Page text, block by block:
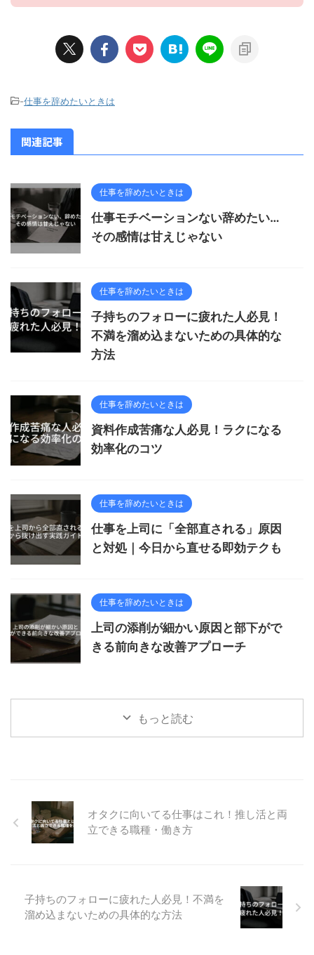
-仕事を辞めたいときは
関連記事
仕事を辞めたいときは
仕事モチベーションない辞めたい…
その感情は甘えじゃない
仕事を辞めたいときは
子持ちのフォローに疲れた人必見！
不満を溜め込まないための具体的な
方法
仕事を辞めたいときは
資料作成苦痛な人必見！ラクになる
効率化のコツ
仕事を辞めたいときは
仕事を上司に「全部直される」原因
と対処｜今日から直せる即効テクも
仕事を辞めたいときは
上司の添削が細かい原因と部下がで
きる前向きな改善アプローチ
もっと読む
オタクに向いてる仕事はこれ！推し活と両
立できる職種・働き方
子持ちのフォローに疲れた人必見！不満を
溜め込まないための具体的な方法